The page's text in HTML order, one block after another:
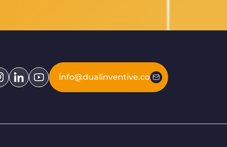
info@dualinventive.com